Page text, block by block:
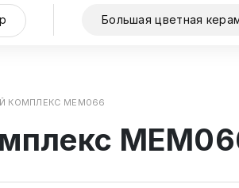
Большая цветная
КОМПЛЕКС МЕМ066